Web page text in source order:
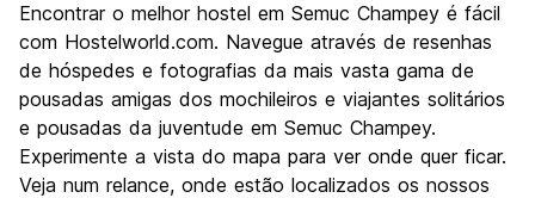
Festas / vida noturna
6.0
Custo-beneficio
10.0
Encontrar o melhor hostel em Semuc Champey é fácil
com Hostelworld.com. Navegue através de resenhas
de hóspedes e fotografias da mais vasta gama de
pousadas amigas dos mochileiros e viajantes solitários
e pousadas da juventude em Semuc Champey.
Experimente a vista do mapa para ver onde quer ficar.
Veja num relance, onde estão localizados os nossos